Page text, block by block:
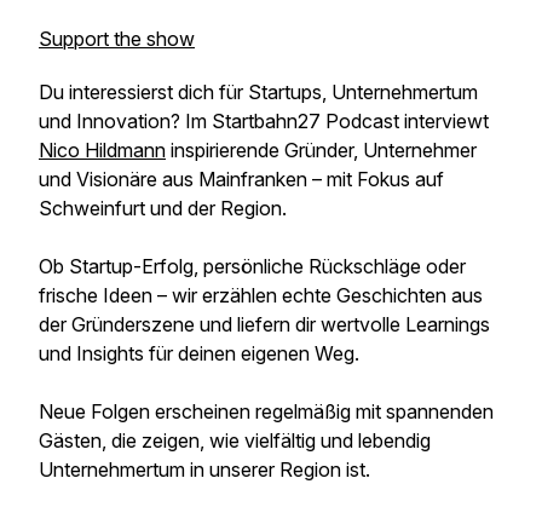
Support the show
Du interessierst dich für Startups, Unternehmertum
und Innovation? Im Startbahn27 Podcast interviewt
Nico Hildmann inspirierende Gründer, Unternehmer
und Visionäre aus Mainfranken – mit Fokus auf
Schweinfurt und der Region.
Ob Startup-Erfolg, persönliche Rückschläge oder
frische Ideen – wir erzählen echte Geschichten aus
der Gründerszene und liefern dir wertvolle Learnings
und Insights für deinen eigenen Weg.
Neue Folgen erscheinen regelmäßig mit spannenden
Gästen, die zeigen, wie vielfältig und lebendig
Unternehmertum in unserer Region ist.